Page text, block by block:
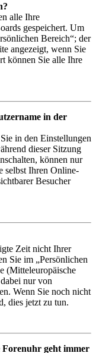
alle Ihre
gespeichert. Um
Bereich“; der
angezeigt, wenn Sie
können Sie alle Ihre
in der
in den Einstellungen
dieser Sitzung
können nur
selbst Ihren Online-
Besucher
Zeit nicht Ihrer
Sie im „Persönlichen
(Mitteleuropäische
nur von
Wenn Sie noch nicht
dies jetzt zu tun.
Forenuhr geht immer